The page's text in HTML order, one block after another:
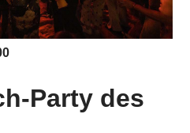
Party des